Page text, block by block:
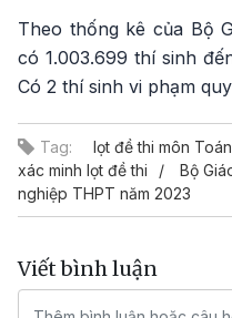
Theo thống kê của Bộ
có 1.003.699 thí sinh
Có 2 thí sinh vi phạm
Tag: lọt đề thi môn Toán
xác minh lọt đề thi
Bộ
nghiệp THPT năm 2023
Viết bình luận